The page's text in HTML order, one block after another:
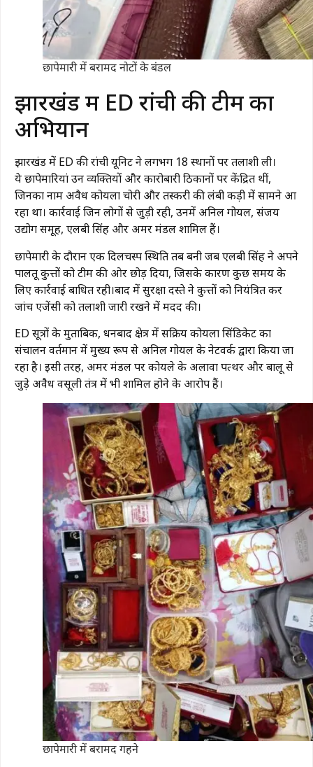
छापेमारी में बरामद नोटों के बंडल
झारखंड में ED रांची की टीम का
अभियान
झारखंड में ED की रांची यूनिट ने लगभग 18 स्थानों पर तलाशी ली।
ये छापेमारियां उन व्यक्तियों और कारोबारी ठिकानों पर केंद्रित थीं,
जिनका नाम अवैध कोयला चोरी और तस्करी की लंबी कड़ी में सामने आ
रहा था। कार्रवाई जिन लोगों से जुड़ी रही, उनमें अनिल गोयल, संजय
उद्योग समूह, एलबी सिंह और अमर मंडल शामिल हैं।
छापेमारी के दौरान एक दिलचस्प स्थिति तब बनी जब एलबी सिंह ने अपने
पालतू कुत्तों को टीम की ओर छोड़ दिया, जिसके कारण कुछ समय के
लिए कार्रवाई बाधित रही।बाद में सुरक्षा दस्ते ने कुत्तों को नियंत्रित कर
जांच एजेंसी को तलाशी जारी रखने में मदद की।
ED सूत्रों के मुताबिक, धनबाद क्षेत्र में सक्रिय कोयला सिंडिकेट का
संचालन वर्तमान में मुख्य रूप से अनिल गोयल के नेटवर्क द्वारा किया जा
रहा है। इसी तरह, अमर मंडल पर कोयले के अलावा पत्थर और बालू से
जुड़े अवैध वसूली तंत्र में भी शामिल होने के आरोप हैं।
छापेमारी में बरामद गहने